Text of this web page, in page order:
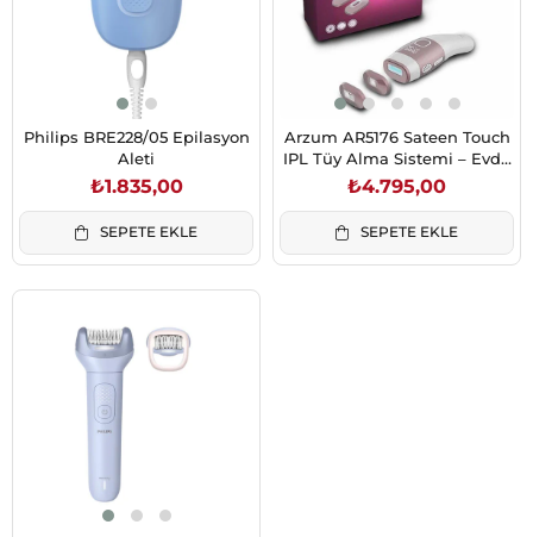
Philips BRE228/05 Epilasyon
Aleti
₺1.835,00
SEPETE EKLE
Arzum AR5176 Sateen Touch
IPL Tüy Alma Sistemi – Evde
Kalıcı Pürüzsüzlük
₺4.795,00
SEPETE EKLE